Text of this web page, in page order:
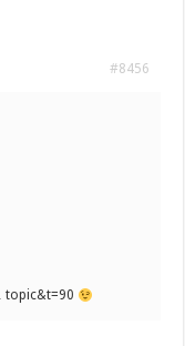
#8456
topic&t=90